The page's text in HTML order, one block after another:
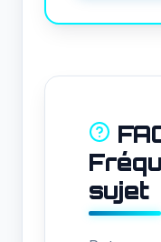
sujet